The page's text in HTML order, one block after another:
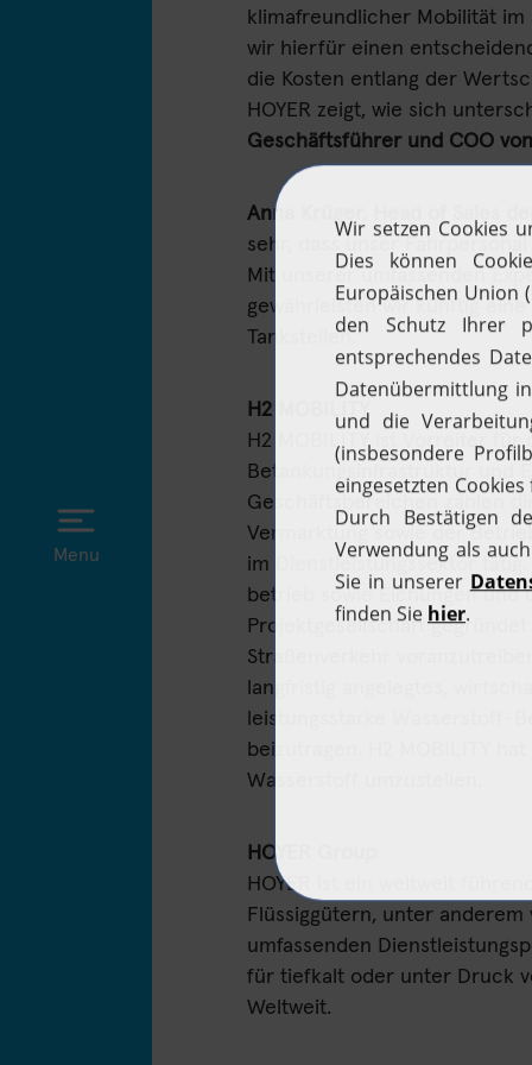
Menu
klimafreundlicher Mobilität
wir hierfür einen
die Kosten entlang der
HOYER zeigt, wie sich
Geschäftsführer und COO
Anna Krüger, Head of Sales
sehr, dass unser
Mit unserer umfassenden
gewährleisten wir künftig
Tankstellen.“
H2 MOBILITY
H2 MOBILITY ist Vorreiter
Betankungsinfrastruktur und
Geschäftsbereichen zählen
Vermarktung sowie der
im Dienstleistungssektor
betrieb sowie Eichungen und
Projektgesellschaft
Straßenverkehr
langfristig angelegtes,
leistungsstarke Wasserstoff-
beizutragen. H2 MOBILITY
Wasserstoff umzustellen.
HOYER Group
HOYER ist ein weltweit
Flüssiggütern, unter
umfassenden
für tiefkalt oder unter Druck
Weltweit.